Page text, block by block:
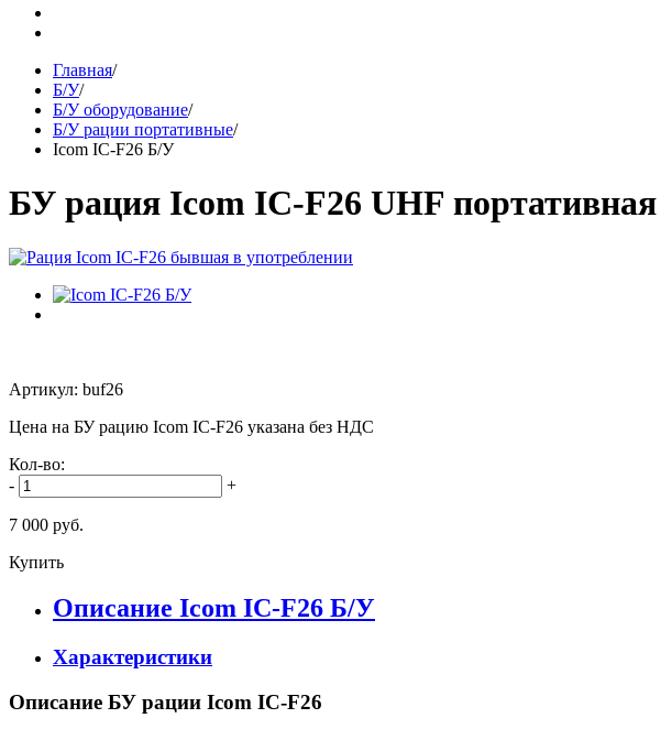
Главная/
Б/У/
Б/У оборудование/
Б/У рации портативные/
Icom IC-F26 Б/У
БУ рация Icom IC-F26 UHF
Артикул: buf26
Цена на БУ рацию Icom IC-F26 указана без НДС
Кол-во:
-
+
7 000 руб.
Купить
Описание Icom IC-F26 Б/У
Характеристики
Описание БУ рации Icom IC-F26